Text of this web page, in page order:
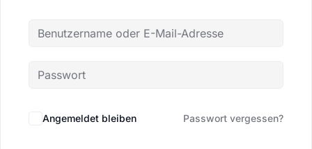
Angemeldet bleiben Passwort vergessen?